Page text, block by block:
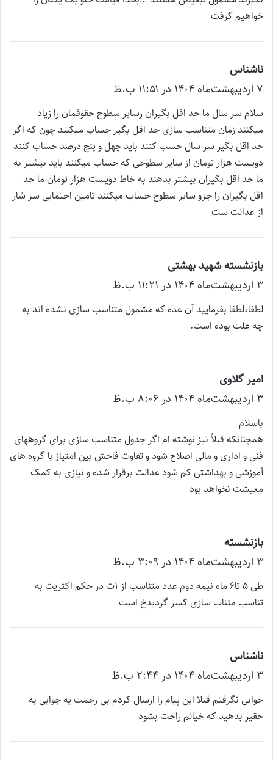
خواهیم گرفت
ناشناس
ف
ت
:
۷ اردیبهشت‌ماه ۱۴۰۴ در ۱۱:۵۱ ب.ظ
سلام سر سال ما حد اقل بگیران رسایر سطوح حقوقمان را زیاد
میکنند زمان متناسب سازی حد اقل بگیر حساب میکنند چون که اگر
حد اقل بگیر سر سال حسب کنند باید چهل و پنج درصد حساب کنند
دویست هزار تومان از سایر سطوحی که حساب میکنند باید بیشتر به
ما حد اقل بگیران بیشتر بدهند به خاط دویست هزار تومان ما حد
اقل بگیران را جزو سایر سطوح حساب میکنند تامین اجتمایی سر شار
از عدالت ست
بازنشسته شهید بهشتی
ف
ت
۳ اردیبهشت‌ماه ۱۴۰۴ در ۱۱:۲۱ ب.ظ
لطفا،لطفا بفرمایید آن عده که مشمول متناسب سازی نشده اند به
چه علت بوده است.
امیر گلاوی
ف
:
۳ اردیبهشت‌ماه ۱۴۰۴ در ۸:۰۶ ب.ظ
باسلام
همچنانکه قبلاً نیز نوشته ام اگر جدول متناسب سازی برای گروههای
فنی و اداری و مالی اصلاح شود و تفاوت فاحش بین امتیاز با گروه های
آموزشی و بهداشتی کم شود عدالت برقرار شده و نیازی به کمک
معیشت نخواهد بود
بازنشسته
ف
ت
:
۳ اردیبهشت‌ماه ۱۴۰۴ در ۳:۰۹ ب.ظ
طی ۵ تا۶ ماه نیمه دوم عدد متناسب از ۱ت در حکم اکثریت به
تناسب متناب سازی کسر گردیدخ است
ناشناس
ف
ت
:
۳ اردیبهشت‌ماه ۱۴۰۴ در ۲:۴۴ ب.ظ
جوابی نگرفتم قبلا این پیام را ارسال کردم بی زحمت یه جوابی به
حقیر بدهید که خیالم راحت بشود